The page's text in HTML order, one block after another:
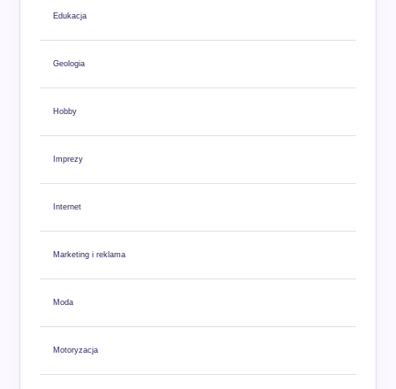
Edukacja
Geologia
Hobby
Imprezy
Internet
Marketing i reklama
Moda
Motoryzacja